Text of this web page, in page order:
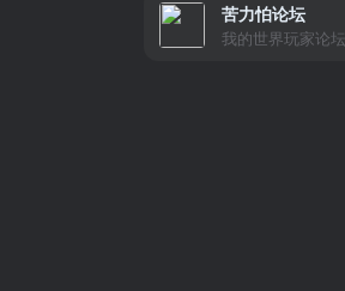
苦力怕论坛
我的世界玩家论坛